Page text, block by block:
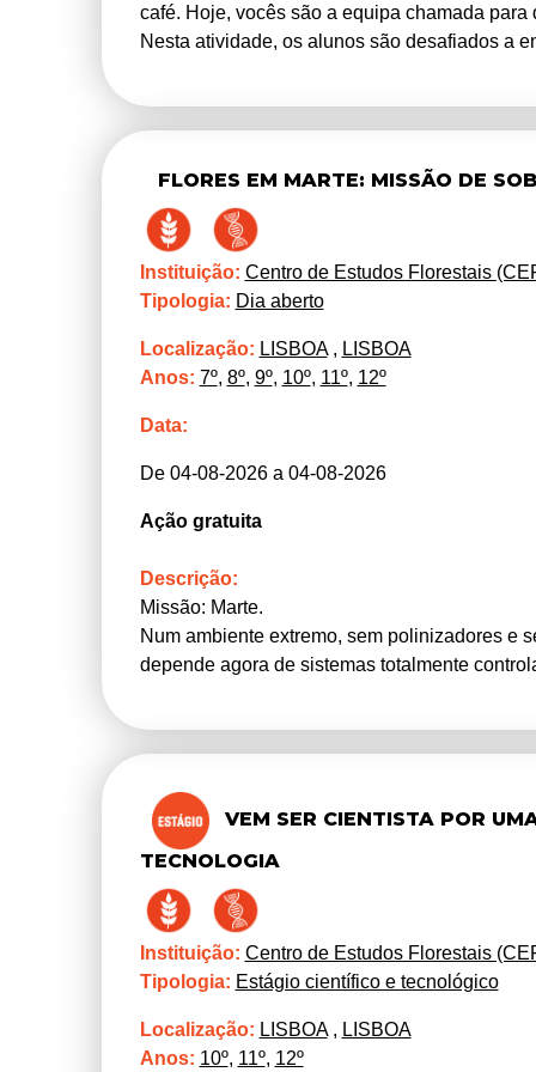
café. Hoje, vocês são a equipa chamada para
Nesta atividade, os alunos são desafiados a
fenómeno. Cada etapa da atividade contribui
Ao longo da visita ao laboratório, os alunos
ao estudo do café, que ajudam a explicar
(seca e calor), à diversidade genética que
condicionam a sua distribuição no planeta.
FLORES EM MARTE: MISSÃO DE
Instituição: Centro de Estudos Florestais
Tipologia: Dia aberto
Localização: LISBOA, LISBOA
Anos: 7º, 8º, 9º, 10º, 11º, 12º
Data:
De 04-08-2026 a 04-08-2026
Ação gratuita
Descrição:
Missão: Marte.
Num ambiente extremo, sem polinizadores e
depende agora de sistemas totalmente
futuro. Consegues manter a flor a funcionar?
intensificam o calor, a seca e a instabilidade
cada vez mais próximas de ambientes
Ao longo do Dia Aberto, os participantes irão
para que servem as suas diferentes
apresentam formas e estratégias tão
pressões ambientais já estão a alterar a
VEM SER CIENTISTA POR
TECNOLOGIA
Instituição: Centro de Estudos Florestais
Tipologia: Estágio científico e tecnológico
Localização: LISBOA, LISBOA
Anos: 10º, 11º, 12º